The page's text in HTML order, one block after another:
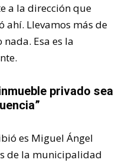
a la dirección que
ahí. Llevamos más de
Esa es la
privado sea
es Miguel Ángel
de la municipalidad